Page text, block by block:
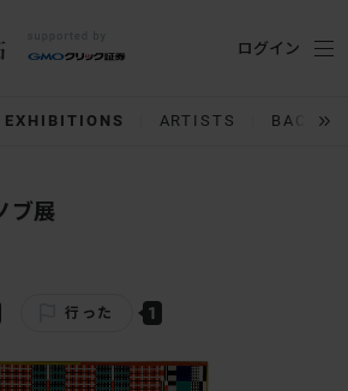
EXHIBITIONS ARTISTS BACK
ログイン
ブ展
行った 1